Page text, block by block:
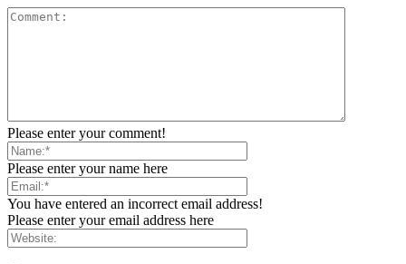
Please enter your comment!
Please enter your name here
You have entered an incorrect email address!
Please enter your email address here